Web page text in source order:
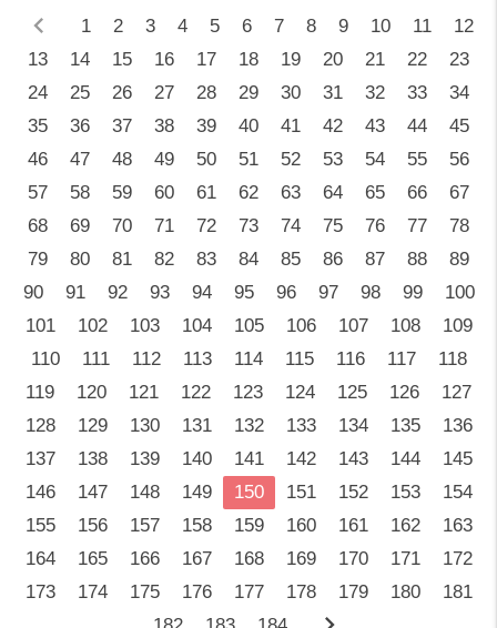
chevron_left 1 2 3 4 5 6 7 8 9 10 11
12
13
14 15 16 17 18 19 20 21 22
23
24
25 26 27 28 29 30 31 32 33
34
35
36 37 38 39 40 41 42 43 44
45
46
47 48 49 50 51 52 53 54 55
56
57
58 59 60 61 62 63 64 65 66
67
68
69 70 71 72 73 74 75 76 77
78
79
80 81 82 83 84 85 86 87 88
89
90
91 92 93 94 95 96 97 98 99
100
101
102 103 104 105 106 107 108
109
110
111 112 113 114 115 116 117
118
119
120 121 122 123 124 125 126
127
128
129 130 131 132 133 134 135
136
137
138 139 140 141 142 143 144
145
146
147 148 149 150 151 152 153
154
155
156 157 158 159 160 161 162
163
164
165 166 167 168 169 170 171
172
173
174 175 176 177 178 179 180
181